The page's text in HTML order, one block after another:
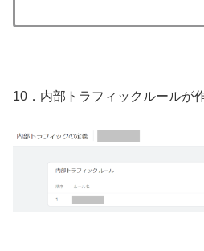
10．内部トラフィックルールが